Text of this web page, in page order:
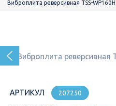
Виброплита реверсивная TSS-WP160H
АРТИКУЛ 207250